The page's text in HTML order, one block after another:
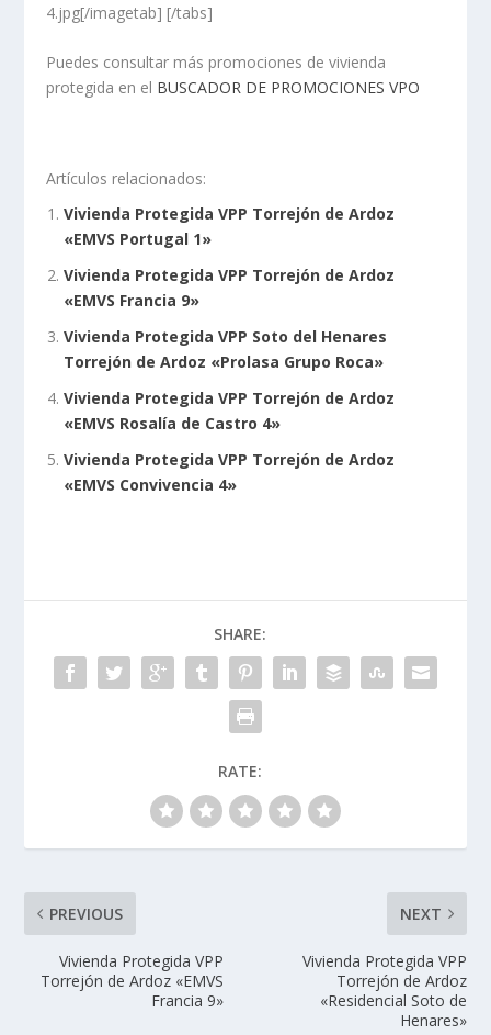
4.jpg[/imagetab] [/tabs]
Puedes consultar más promociones de vivienda
protegida en el BUSCADOR DE PROMOCIONES VPO
Artículos relacionados:
Vivienda Protegida VPP Torrejón de Ardoz
«EMVS Portugal 1»
Vivienda Protegida VPP Torrejón de Ardoz
«EMVS Francia 9»
Vivienda Protegida VPP Soto del Henares
Torrejón de Ardoz «Prolasa Grupo Roca»
Vivienda Protegida VPP Torrejón de Ardoz
«EMVS Rosalía de Castro 4»
Vivienda Protegida VPP Torrejón de Ardoz
«EMVS Convivencia 4»
SHARE:
RATE:
PREVIOUS
Vivienda Protegida VPP
Torrejón de Ardoz «EMVS
Francia 9»
NEXT
Vivienda Protegida VPP
Torrejón de Ardoz
«Residencial Soto de
Henares»